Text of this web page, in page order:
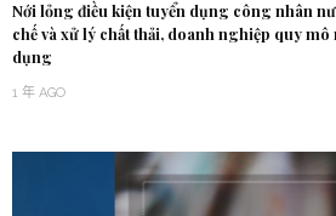
Nới lỏng điều kiện tuyển dụng công nhân
chế và xử lý chất thải, doanh nghiệp quy
dụng
1 年 AGO